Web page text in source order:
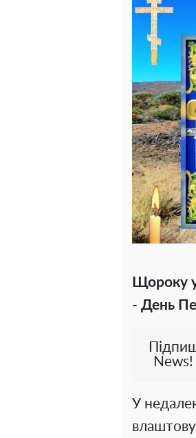
Щороку
- День
News!
У